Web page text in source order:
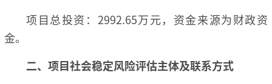
项目总投资：2992.65万元，资金来源为财政资
金。
二、项目社会稳定风险评估主体及联系方式